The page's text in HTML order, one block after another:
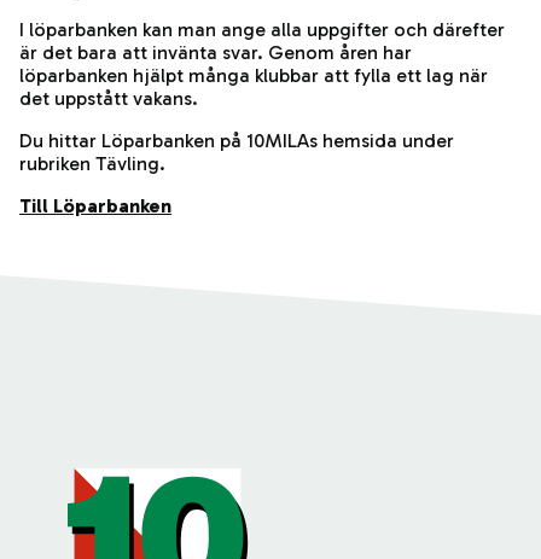
I löparbanken kan man ange alla uppgifter och därefter
är det bara att invänta svar. Genom åren har
löparbanken hjälpt många klubbar att fylla ett lag när
det uppstått vakans.
Du hittar Löparbanken på 10MILAs hemsida under
rubriken Tävling.
Till Löparbanken